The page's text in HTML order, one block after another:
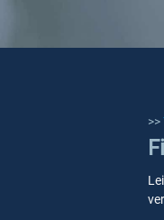
>>